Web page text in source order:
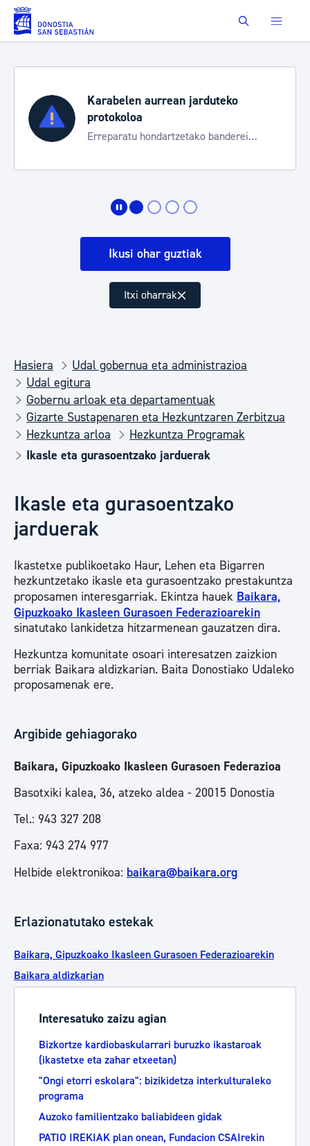
Eduki nagusira joan Buscar
Karabelen aurrean jarduteko
protokoloa
Erreparatu hondartzetako banderei
Ikusi ohar guztiak
Itxi oharrak
Hasiera
Udal gobernua eta administrazioa
Udal egitura
Gobernu arloak eta departamentuak
Gizarte Sustapenaren eta Hezkuntzaren Zerbitzua
Hezkuntza arloa
Hezkuntza Programak
Ikasle eta gurasoentzako jarduerak
Ikasle eta gurasoentzako
jarduerak
Ikastetxe publikoetako Haur, Lehen eta Bigarren
hezkuntzetako ikasle eta gurasoentzako prestakuntza
proposamen interesgarriak. Ekintza hauek Baikara,
Gipuzkoako Ikasleen Gurasoen Federazioarekin
sinatutako lankidetza hitzarmenean gauzatzen dira.
Hezkuntza komunitate osoari interesatzen zaizkion
berriak Baikara aldizkarian. Baita Donostiako Udaleko
proposamenak ere.
Argibide gehiagorako
Baikara, Gipuzkoako Ikasleen Gurasoen Federazioa
Basotxiki kalea, 36, atzeko aldea - 20015 Donostia
Tel.: 943 327 208
Faxa: 943 274 977
Helbide elektronikoa: baikara@baikara.org
Erlazionatutako estekak
Baikara, Gipuzkoako Ikasleen Gurasoen Federazioarekin
Baikara aldizkarian
Interesatuko zaizu agian
Bizkortze kardiobaskularrari buruzko ikastaroak
(ikastetxe eta zahar etxeetan)
"Ongi etorri eskolara": bizikidetza interkulturaleko
programa
Auzoko familientzako baliabideen gidak
PATIO IREKIAK plan onean, Fundacion CSAIrekin